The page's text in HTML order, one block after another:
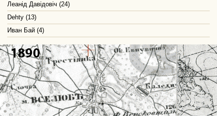
Леанід Давідовіч (24)
Dehty (13)
Иван Бай (4)